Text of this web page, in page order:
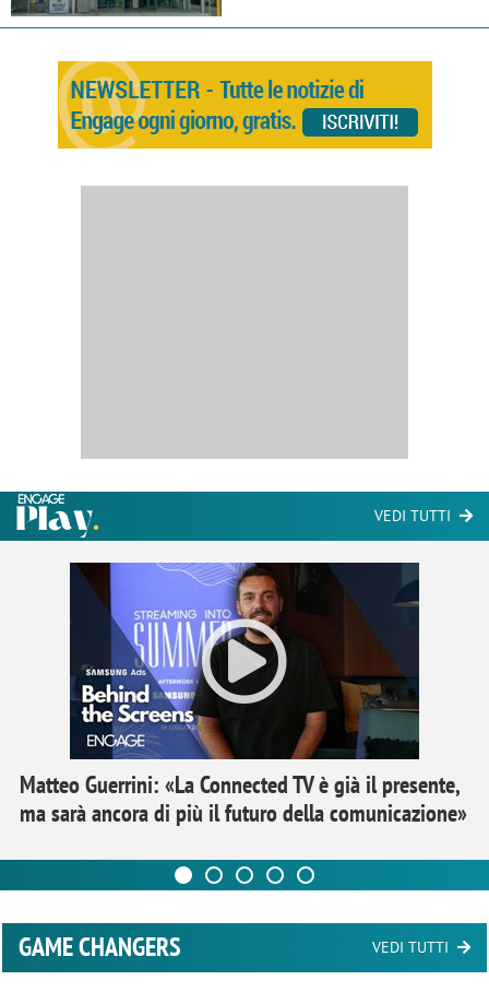
VEDI TUTTI
Matteo Guerrini: «La Connected TV è già il presente,
ma sarà ancora di più il futuro della comunicazione»
GAME CHANGERS VEDI TUTTI